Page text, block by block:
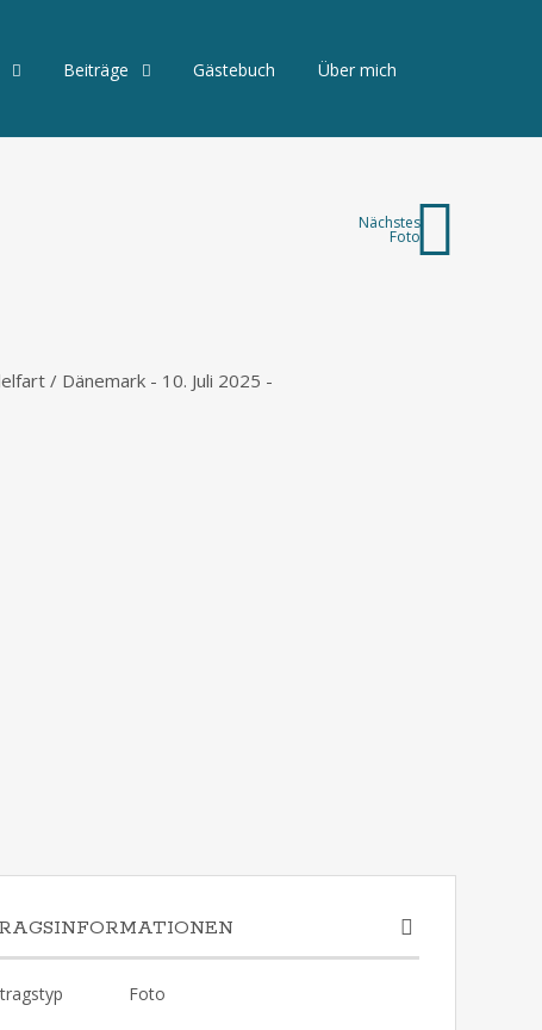
Beiträge Gästebuch Über mich
Nächstes
Foto
/ Dänemark - 10. Juli 2025 -
Foto